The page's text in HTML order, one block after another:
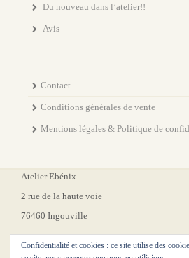
Du nouveau dans l’atelier!!
Avis
Contact
Conditions générales de vente
Mentions légales & Politique de
Atelier Ebénix
2 rue de la haute voie
76460 Ingouville
Confidentialité et cookies : ce site utilise des